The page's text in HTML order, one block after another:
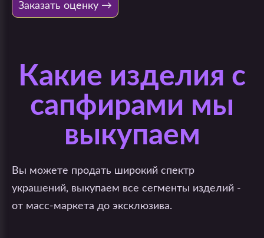
Заказать оценку →
Какие изделия с
сапфирами мы
выкупаем
Вы можете продать широкий спектр
украшений, выкупаем все сегменты изделий -
от масс-маркета до эксклюзива.